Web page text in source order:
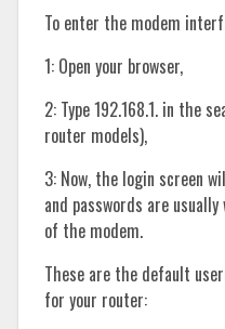
To enter the modem
1: Open your browser,
2: Type 192.168.1. in the
router models),
3: Now, the login screen
and passwords are
of the modem.
These are the default
for your router: